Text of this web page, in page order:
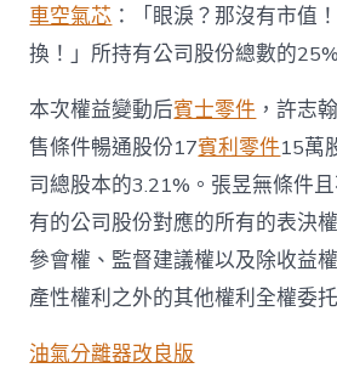
車空氣芯 ：「眼淚？那沒有市值
換！」所持有公司股份總數的
本次權益變動后賓士零件 ，許志
售條件暢通股份17賓利零件15萬
司總股本的3.21%。張昱無條件
有的公司股份對應的所有的表決
參會權、監督建議權以及除收益
產性權利之外的其他權利全權委
油氣分離器改良版